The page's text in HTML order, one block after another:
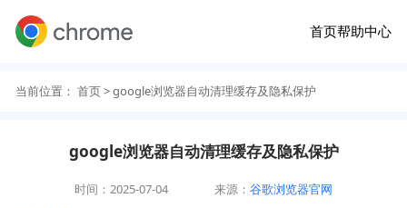
首页帮助中心
当前位置： 首页> google浏览器自动清理缓存及隐私保护
google浏览器自动清理缓存及隐私保护
时间：2025-07-04 来源：谷歌浏览器官网